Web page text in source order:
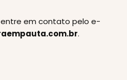
entre em contato pelo e-
.